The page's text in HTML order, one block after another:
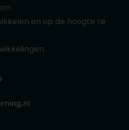
en op de hoogte te